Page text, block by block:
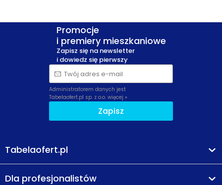
Promocje
i premiery mieszkaniowe
Zapisz się na newsletter
i dowiedz się pierwszy
Twój adres e-mail
Administratorem danych jest
Tabelaofert.pl sp. z o.o. więcej »
Zapisz
Tabelaofert.pl
Dla profesjonalistów